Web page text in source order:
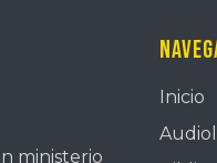
ministerio
Inicio